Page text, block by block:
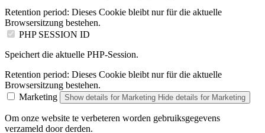
Retention period: Dieses Cookie bleibt nur für die aktuelle
Browsersitzung bestehen.
PHP SESSION ID
Speichert die aktuelle PHP-Session.
Retention period: Dieses Cookie bleibt nur für die aktuelle
Browsersitzung bestehen.
Marketing
Show details for Marketing Hide details for Marketing
Om onze website te verbeteren worden gebruiksgegevens
verzameld door derden.